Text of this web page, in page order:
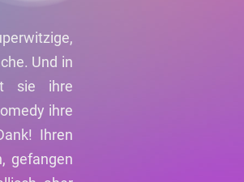
Und in
sie ihre
ihre
Ihren
gefangen